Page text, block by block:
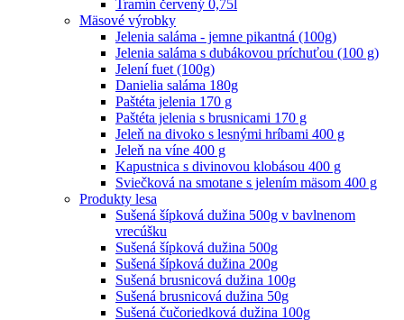
Tramín červený 0,75l
Mäsové výrobky
Jelenia saláma - jemne pikantná (100g)
Jelenia saláma s dubákovou príchuťou (100 g)
Jelení fuet (100g)
Danielia saláma 180g
Paštéta jelenia 170 g
Paštéta jelenia s brusnicami 170 g
Jeleň na divoko s lesnými hríbami 400 g
Jeleň na víne 400 g
Kapustnica s divinovou klobásou 400 g
Sviečková na smotane s jelením mäsom 400 g
Produkty lesa
Sušená šípková dužina 500g v bavlnenom
vrecúšku
Sušená šípková dužina 500g
Sušená šípková dužina 200g
Sušená brusnicová dužina 100g
Sušená brusnicová dužina 50g
Sušená čučoriedková dužina 100g